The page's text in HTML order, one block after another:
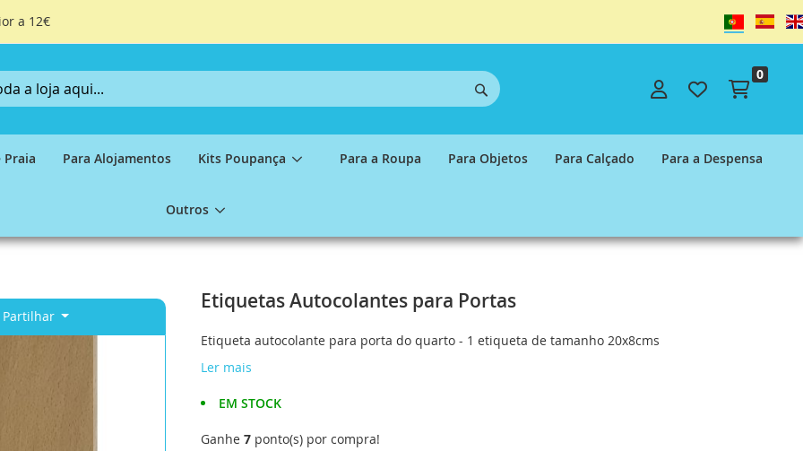
a 12€ Idioma
0
Praia Para Alojamentos Kits Poupança Para a Roupa Para Objetos Para Calçado Para a Despensa
Outros
Partilhar
Etiquetas Autocolantes para Portas
Etiqueta autocolante para porta do quarto - 1 etiqueta de tamanho 20x8cms
Ler mais
EM STOCK
Ganhe 7 ponto(s) por compra!